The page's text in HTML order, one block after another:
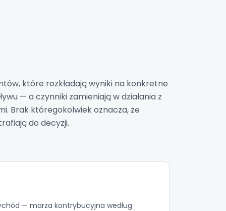
które rozkładają wyniki na konkretne
— a czynniki zamieniają w działania z
Brak któregokolwiek oznacza, że
do decyzji.
— marża kontrybucyjna według